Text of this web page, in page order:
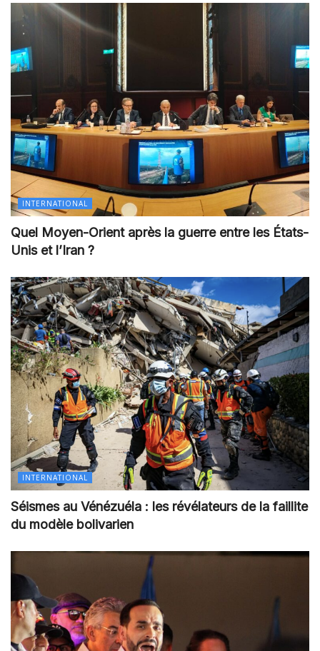
INTERNATIONAL
Quel Moyen-Orient après la guerre entre les États-
Unis et l’Iran ?
INTERNATIONAL
Séismes au Vénézuéla : les révélateurs de la faillite
du modèle bolivarien